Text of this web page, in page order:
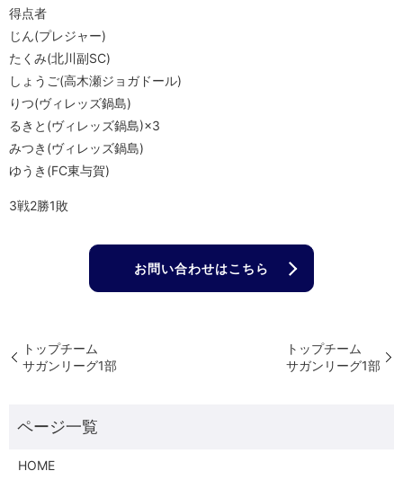
得点者
じん(プレジャー)
たくみ(北川副SC)
しょうご(高木瀬ジョガドール)
りつ(ヴィレッズ鍋島)
るきと(ヴィレッズ鍋島)×3
みつき(ヴィレッズ鍋島)
ゆうき(FC東与賀)
3戦2勝1敗
お問い合わせはこちら
トップチーム
サガンリーグ1部
トップチーム
サガンリーグ1部
HOME